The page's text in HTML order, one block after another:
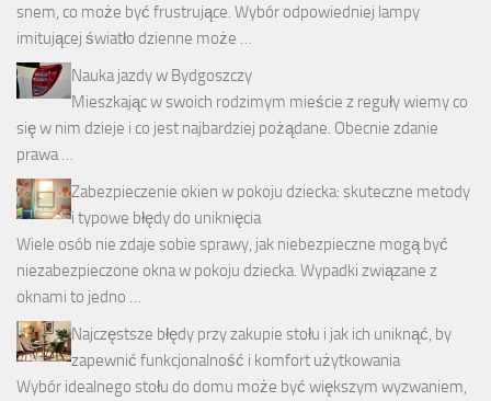
snem, co może być frustrujące. Wybór odpowiedniej lampy
imitującej światło dzienne może …
Nauka jazdy w Bydgoszczy
Mieszkając w swoich rodzimym mieście z reguły wiemy co
się w nim dzieje i co jest najbardziej pożądane. Obecnie zdanie
prawa …
Zabezpieczenie okien w pokoju dziecka: skuteczne metody
i typowe błędy do uniknięcia
Wiele osób nie zdaje sobie sprawy, jak niebezpieczne mogą być
niezabezpieczone okna w pokoju dziecka. Wypadki związane z
oknami to jedno …
Najczęstsze błędy przy zakupie stołu i jak ich uniknąć, by
zapewnić funkcjonalność i komfort użytkowania
Wybór idealnego stołu do domu może być większym wyzwaniem,